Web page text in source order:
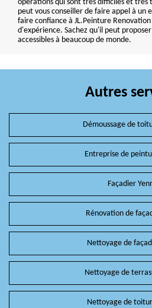
opérations qui sont très difficiles et très
peut vous conseiller de faire appel à un
faire confiance à JL.Peinture
d'expérience. Sachez qu'il peut
accessibles à beaucoup de monde.
Autres
Démoussage de
Entreprise de
Façadier
Rénovation de
Nettoyage de
Nettoyage de
Nettoyage de